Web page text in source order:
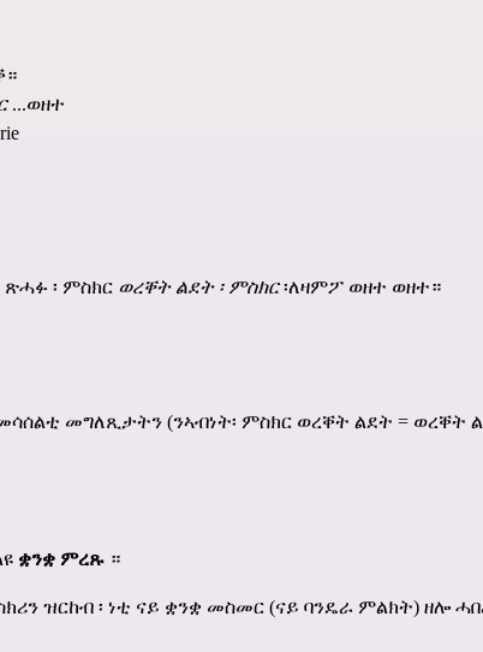
...ወዘተ
፡ ምስክር ወረቐት ልደት ፡ ምስክር፡ለዛምፖ ወዘተ ወዘተ።
መግለጺታትን (ንኣብነት፡ ምስክር ወረቐት ልደት = ወረቐት
ቋንቋ ምረጹ ።
ዝርከብ ፡ ነቲ ናይ ቋንቋ መስመር (ናይ ባንዴራ ምልክት) ዘሎ